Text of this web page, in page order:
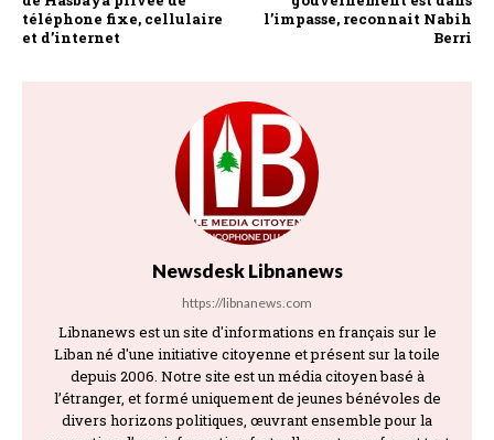
téléphone fixe, cellulaire
et d’internet
l’impasse, reconnait Nabih
Berri
Newsdesk Libnanews
https://libnanews.com
Libnanews est un site d'informations en français sur le
Liban né d'une initiative citoyenne et présent sur la toile
depuis 2006. Notre site est un média citoyen basé à
l’étranger, et formé uniquement de jeunes bénévoles de
divers horizons politiques, œuvrant ensemble pour la